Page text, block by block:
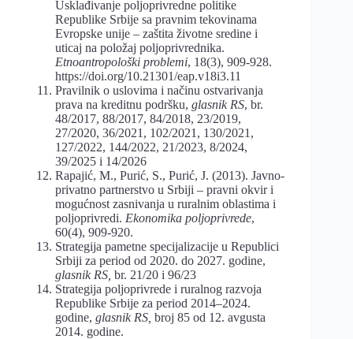
Usklađivanje poljoprivredne politike
Republike Srbije sa pravnim tekovinama
Evropske unije – zaštita životne sredine i
uticaj na položaj poljoprivrednika.
Etnoantropološki problemi, 18(3), 909-928.
https://doi.org/10.21301/eap.v18i3.11
Pravilnik o uslovima i načinu ostvarivanja
prava na kreditnu podršku, glasnik RS, br.
48/2017, 88/2017, 84/2018, 23/2019,
27/2020, 36/2021, 102/2021, 130/2021,
127/2022, 144/2022, 21/2023, 8/2024,
39/2025 i 14/2026
Rapajić, M., Purić, S., Purić, J. (2013). Javno-
privatno partnerstvo u Srbiji – pravni okvir i
mogućnost zasnivanja u ruralnim oblastima i
poljoprivredi. Ekonomika poljoprivrede,
60(4), 909-920.
Strategija pametne specijalizacije u Republici
Srbiji za period od 2020. do 2027. godine,
glasnik RS, br. 21/20 i 96/23
Strategija poljoprivrede i ruralnog razvoja
Republike Srbije za period 2014–2024.
godine, glasnik RS, broj 85 od 12. avgusta
2014. godine.